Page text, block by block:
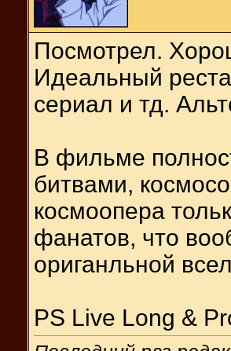
Посмотрел.
Идеальный
сериал и тд.
В фильме
битвами,
космоопера
фанатов, что
ориганльной
PS Live Long &